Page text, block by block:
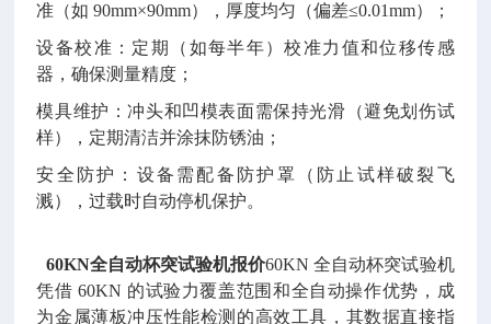
准（如 90mm×90mm），厚度均匀（偏差≤0.01mm）；
设备校准：定期（如每半年）校准力值和位移传感
器，确保测量精度；
模具维护：冲头和凹模表面需保持光滑（避免划伤试
样），定期清洁并涂抹防锈油；
安全防护：设备需配备防护罩（防止试样破裂飞
溅），过载时自动停机保护。
60KN全自动杯突试验机报价60KN 全自动杯突试验机
凭借 60KN 的试验力覆盖范围和全自动操作优势，成
为金属薄板冲压性能检测的高效工具，其数据直接指